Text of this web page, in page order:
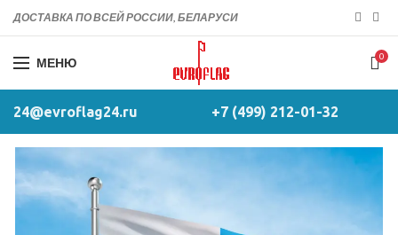
ДОСТАВКА ПО ВСЕЙ РОССИИ, БЕЛАРУСИ
МЕНЮ 0
24@evroflag24.ru +7 (499) 212-01-32